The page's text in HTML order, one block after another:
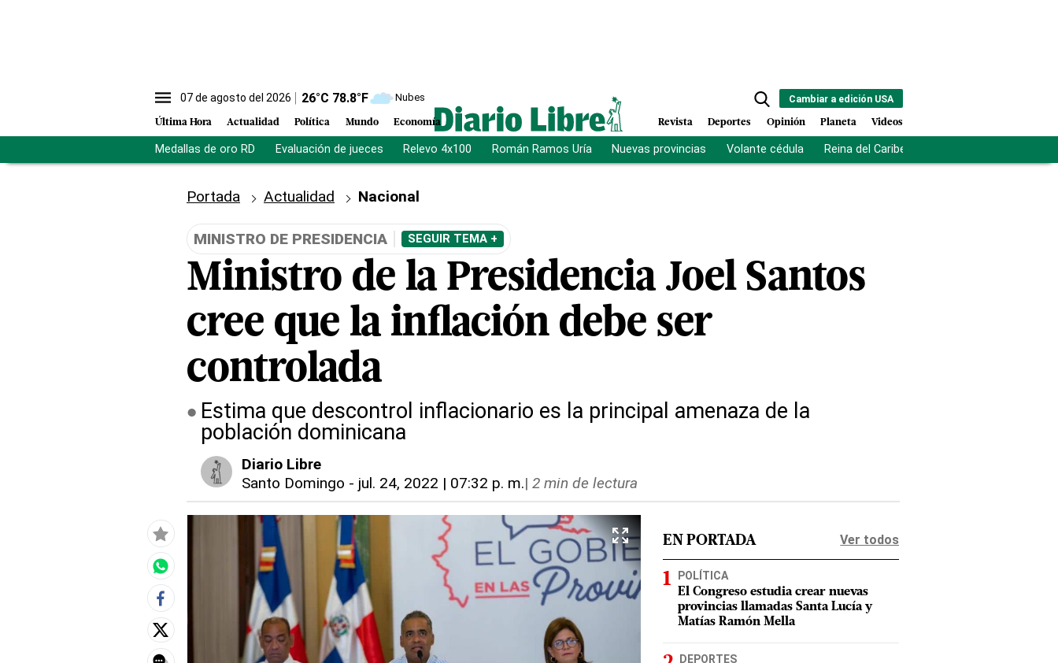
07 de agosto del 2026 26°C 78.8°F Nubes
Última Hora Actualidad Política Mundo Economía
Cambiar a edición USA
Revista Deportes Opinión Planeta Videos
Medallas de oro RD Evaluación de jueces Relevo 4x100 Román Ramos Uría Nuevas provincias Volante cédula Reina del Caribe
Portada Actualidad Nacional
MINISTRO DE PRESIDENCIA SEGUIR TEMA +
Ministro de la Presidencia Joel Santos
cree que la inflación debe ser
controlada
Estima que descontrol inflacionario es la principal amenaza de la
población dominicana
Diario Libre
Santo Domingo - jul. 24, 2022 | 07:32 p. m.| 2 min de lectura
EN PORTADA Ver todos
POLÍTICA
El Congreso estudia crear nuevas
provincias llamadas Santa Lucía y
Matías Ramón Mella
DEPORTES